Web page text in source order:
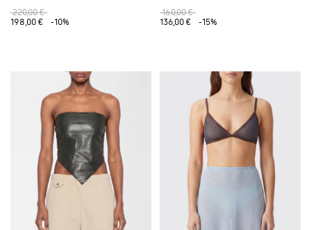
220,00 €
198,00 €
-10%
160,00 €
136,00 €
-15%